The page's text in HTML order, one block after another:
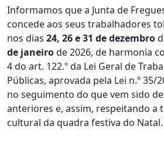
Informamos que a Junta de
concede aos seus trabalhadores
nos dias 24, 26 e 31 de dezembro
de janeirode 2026, de harmonia
4 do art. 122.º da Lei Geral de
Públicas, aprovada pela Lei n.º 35/
no seguimento do que vem sido
anteriores e, assim, respeitando a
cultural da quadra festiva do Natal.